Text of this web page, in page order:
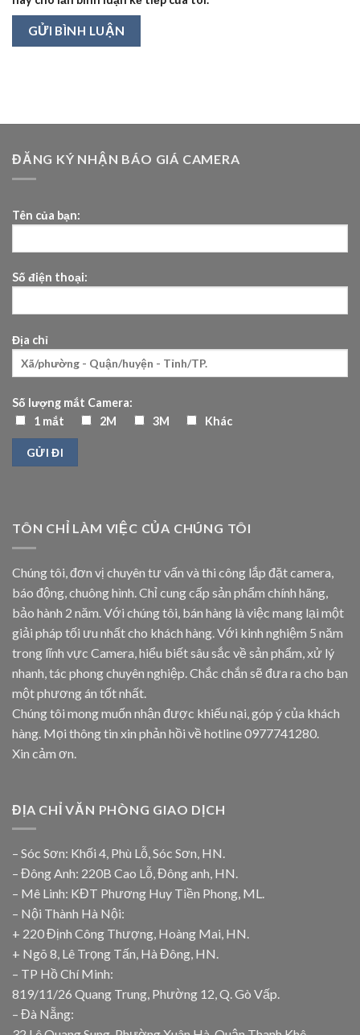
ĐĂNG KÝ NHẬN BÁO GIÁ CAMERA
Tên của bạn:
Số điện thoại:
Địa chỉ
Số lượng mắt Camera:
1 mắt
2M 3M Khác
TÔN CHỈ LÀM VIỆC CỦA CHÚNG TÔI
Chúng tôi, đơn vị chuyên tư vấn và thi công lắp đặt camera,
báo động, chuông hình. Chỉ cung cấp sản phẩm chính hãng,
bảo hành 2 năm. Với chúng tôi, bán hàng là việc mang lại một
giải pháp tối ưu nhất cho khách hàng. Với kinh nghiệm 5 năm
trong lĩnh vực Camera, hiểu biết sâu sắc về sản phẩm, xử lý
nhanh, tác phong chuyên nghiệp. Chắc chắn sẽ đưa ra cho bạn
một phương án tốt nhất.
Chúng tôi mong muốn nhận được khiếu nại, góp ý của khách
hàng. Mọi thông tin xin phản hồi về hotline0977741280.
Xin cảm ơn.
ĐỊA CHỈ VĂN PHÒNG GIAO DỊCH
– Sóc Sơn: Khối 4, Phù Lỗ, Sóc Sơn, HN.
– Đông Anh: 220B Cao Lỗ, Đông anh, HN.
– Mê Linh: KĐT Phương Huy Tiền Phong, ML.
– Nội Thành Hà Nội:
+ 220 Định Công Thượng, Hoàng Mai, HN.
+ Ngõ 8, Lê Trọng Tấn, Hà Đông, HN.
– TP Hồ Chí Minh:
819/11/26 Quang Trung, Phường 12, Q. Gò Vấp.
– Đà Nẵng: